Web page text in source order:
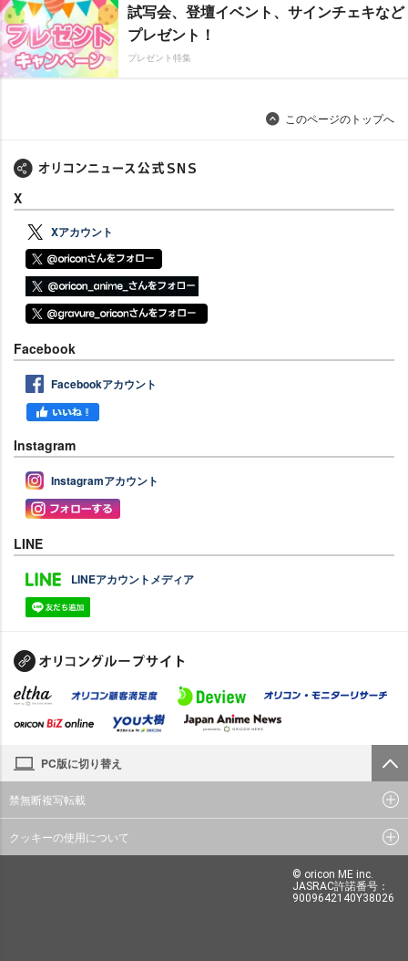
試写会、登壇イベント、サインチェキなど
プレゼント！
プレゼント特集
このページのトップへ
X
Xアカウント
Facebook
Facebookアカウント
Instagram
Instagramアカウント
LINE
LINEアカウントメディア
PC版に切り替え
禁無断複写転載
クッキーの使用について
© oricon ME inc.
JASRAC許諾番号：
9009642140Y38026